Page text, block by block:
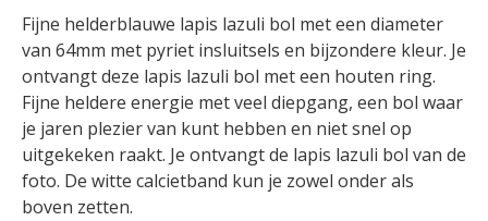
Fijne helderblauwe lapis lazuli bol met een diameter
van 64mm met pyriet insluitsels en bijzondere kleur. Je
ontvangt deze lapis lazuli bol met een houten ring.
Fijne heldere energie met veel diepgang, een bol waar
je jaren plezier van kunt hebben en niet snel op
uitgekeken raakt. Je ontvangt de lapis lazuli bol van de
foto. De witte calcietband kun je zowel onder als
boven zetten.